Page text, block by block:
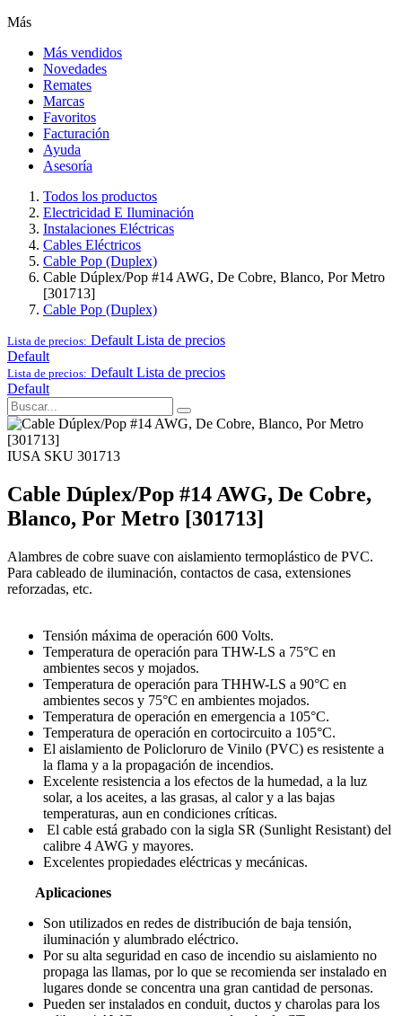
Más
Más vendidos
Novedades
Remates
Marcas
Favoritos
Facturación
Ayuda
Asesoría
Todos los productos
Electricidad E Iluminación
Instalaciones Eléctricas
Cables Eléctricos
Cable Pop (Duplex)
Cable Dúplex/Pop #14 AWG, De Cobre, Blanco, Por Metro
[301713]
Cable Pop (Duplex)
Lista de precios: Default Lista de precios
Default
Lista de precios: Default Lista de precios
Default
IUSA SKU 301713
Cable Dúplex/Pop #14 AWG, De Cobre,
Blanco, Por Metro [301713]
Alambres de cobre suave con aislamiento termoplástico de PVC.
Para cableado de iluminación, contactos de casa, extensiones
reforzadas, etc.
Tensión máxima de operación 600 Volts.
Temperatura de operación para THW-LS a 75°C en
ambientes secos y mojados.
Temperatura de operación para THHW-LS a 90°C en
ambientes secos y 75°C en ambientes mojados.
Temperatura de operación en emergencia a 105°C.
Temperatura de operación en cortocircuito a 105°C.
El aislamiento de Policloruro de Vinilo (PVC) es resistente a
la flama y a la propagación de incendios.
Excelente resistencia a los efectos de la humedad, a la luz
solar, a los aceites, a las grasas, al calor y a las bajas
temperaturas, aun en condiciones críticas.
El cable está grabado con la sigla SR (Sunlight Resistant) del
calibre 4 AWG y mayores.
Excelentes propiedades eléctricas y mecánicas.
Aplicaciones
Son utilizados en redes de distribución de baja tensión,
iluminación y alumbrado eléctrico.
Por su alta seguridad en caso de incendio su aislamiento no
propaga las llamas, por lo que se recomienda ser instalado en
lugares donde se concentra una gran cantidad de personas.
Pueden ser instalados en conduit, ductos y charolas para los